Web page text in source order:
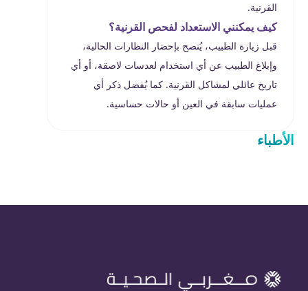
القرنية.
كيف يمكنني الاستعداد لفحص القرنية؟
قبل زيارة الطبيب، يُنصح بإحضار النظارات الحالية،
وإبلاغ الطبيب عن أي استخدام لعدسات لاصقة، أو أي
تاريخ عائلي لمشاكل القرنية. كما يُفضل ذكر أي
عمليات سابقة في العين أو حالات حساسية.
الأطباء